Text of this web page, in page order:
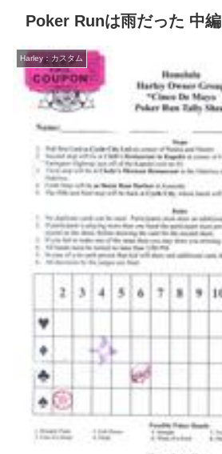
Poker Runは雨だった 中編
Harley：カスタム